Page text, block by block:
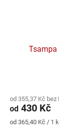
produktu
je
5,0
od 355,37 Kč bez
od 430 Kč
Měrná
od 365,40 Kč / 1